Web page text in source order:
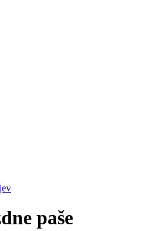
paše